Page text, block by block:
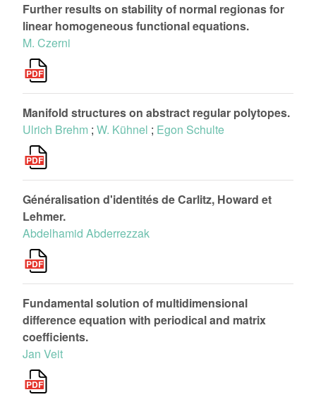
Further results on stability of normal regionas for
linear homogeneous functional equations.
M. Czerni
Manifold structures on abstract regular polytopes.
Ulrich Brehm ; W. Kühnel ; Egon Schulte
Généralisation d'identités de Carlitz, Howard et
Lehmer.
Abdelhamid Abderrezzak
Fundamental solution of multidimensional
difference equation with periodical and matrix
coefficients.
Jan Veit